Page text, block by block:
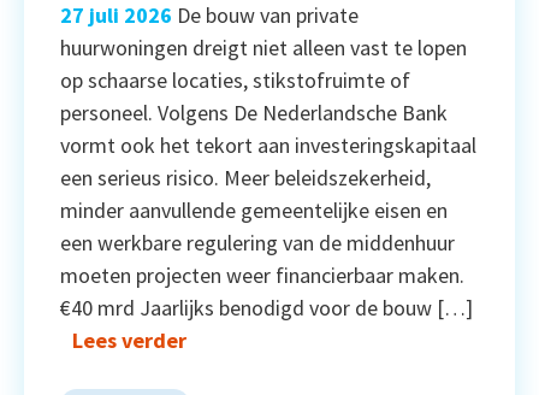
27 juli 2026 De bouw van private
huurwoningen dreigt niet alleen vast te lopen
op schaarse locaties, stikstofruimte of
personeel. Volgens De Nederlandsche Bank
vormt ook het tekort aan investeringskapitaal
een serieus risico. Meer beleidszekerheid,
minder aanvullende gemeentelijke eisen en
een werkbare regulering van de middenhuur
moeten projecten weer financierbaar maken.
€40 mrd Jaarlijks benodigd voor de bouw […]
Lees verder